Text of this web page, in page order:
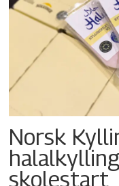
Norsk
skolestart